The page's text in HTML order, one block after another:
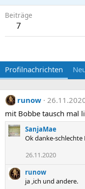
Beiträge
7
Profilnachrichten
runow
mit Bobbe tausch mal
SanjaMae
Ok danke-
26.11.2020
runow
ja ,ich und andere.